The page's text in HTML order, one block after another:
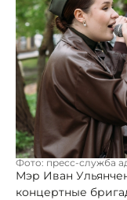
Фото: пресс-служба
Мэр Иван
концертные